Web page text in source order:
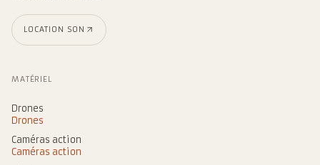
LOCATION SON
MATÉRIEL
Drones
Drones
Caméras action
Caméras action